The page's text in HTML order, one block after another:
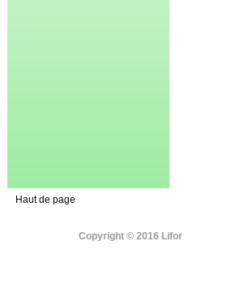
Haut de page
Copyright © 2016 Lifor